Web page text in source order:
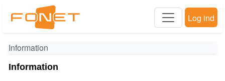
Log ind
Information
Information